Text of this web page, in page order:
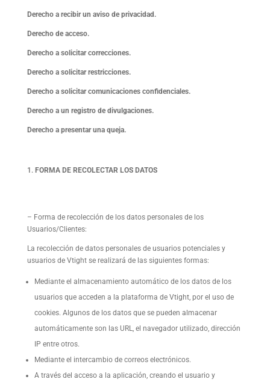
Derecho a recibir un aviso de privacidad.
Derecho de acceso.
Derecho a solicitar correcciones.
Derecho a solicitar restricciones.
Derecho a solicitar comunicaciones confidenciales.
Derecho a un registro de divulgaciones.
Derecho a presentar una queja.
FORMA DE RECOLECTAR LOS DATOS
– Forma de recolección de los datos personales de los
Usuarios/Clientes:
La recolección de datos personales de usuarios potenciales y
usuarios de Vtight se realizará de las siguientes formas:
Mediante el almacenamiento automático de los datos de los
usuarios que acceden a la plataforma de Vtight, por el uso de
cookies. Algunos de los datos que se pueden almacenar
automáticamente son las URL, el navegador utilizado, dirección
IP entre otros.
Mediante el intercambio de correos electrónicos.
A través del acceso a la aplicación, creando el usuario y